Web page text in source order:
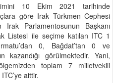
10 Ekim 2021 tarihinde
göre Irak Türkmen Cephesi
Irak Parlamentosunun Başkanı
Listesi ile seçime katılan ITC 1
0, Bağdat’tan 0 ve
kazandığı görülmektedir. Yani,
toplam 7 milletvekili
aittir.